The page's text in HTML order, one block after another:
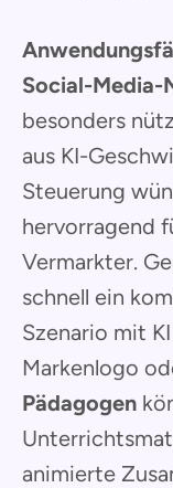
Social-Media-
besonders
aus KI-
Steuerung
hervorragend
Vermarkter.
schnell ein
Szenario mit
Markenlogo
Pädagogen
animierte